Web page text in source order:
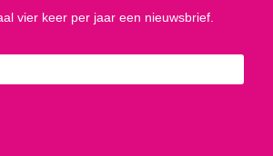
vier keer per jaar een nieuwsbrief.